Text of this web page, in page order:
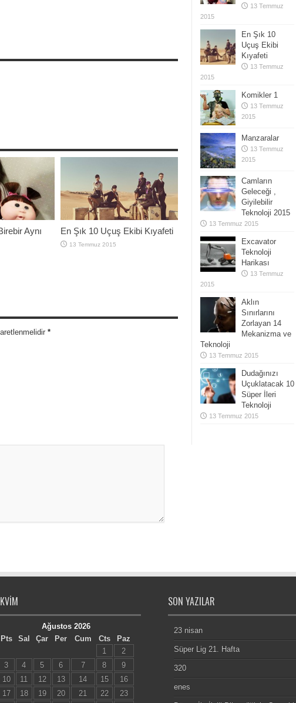
Aynı
En Şık 10 Uçuş Ekibi Kıyafeti
13 Temmuz 2015
*
13 Temmuz
2015
En Şık 10
Uçuş Ekibi
Kıyafeti
13 Temmuz
2015
Komikler 1
13 Temmuz
2015
Manzaralar
13 Temmuz
2015
Camların
Geleceği ,
Giyilebilir
Teknoloji 2015
13 Temmuz 2015
Excavator
Teknoloji
Harikası
13 Temmuz
2015
Aklın
Sınırlarını
Zorlayan 14
Mekanizma ve
Teknoloji
13 Temmuz 2015
Dudağınızı
Uçuklatacak 10
Süper İleri
Teknoloji
13 Temmuz 2015
Ağustos 2026
Pts
Sal Çar Per Cum Cts
Paz
1
2
3
4 5 6 7 8
9
10
11 12 13 14 15
16
17
18 19 20 21 22 23
SON YAZILAR
23 nisan
Süper Lig 21. Hafta
320
enes